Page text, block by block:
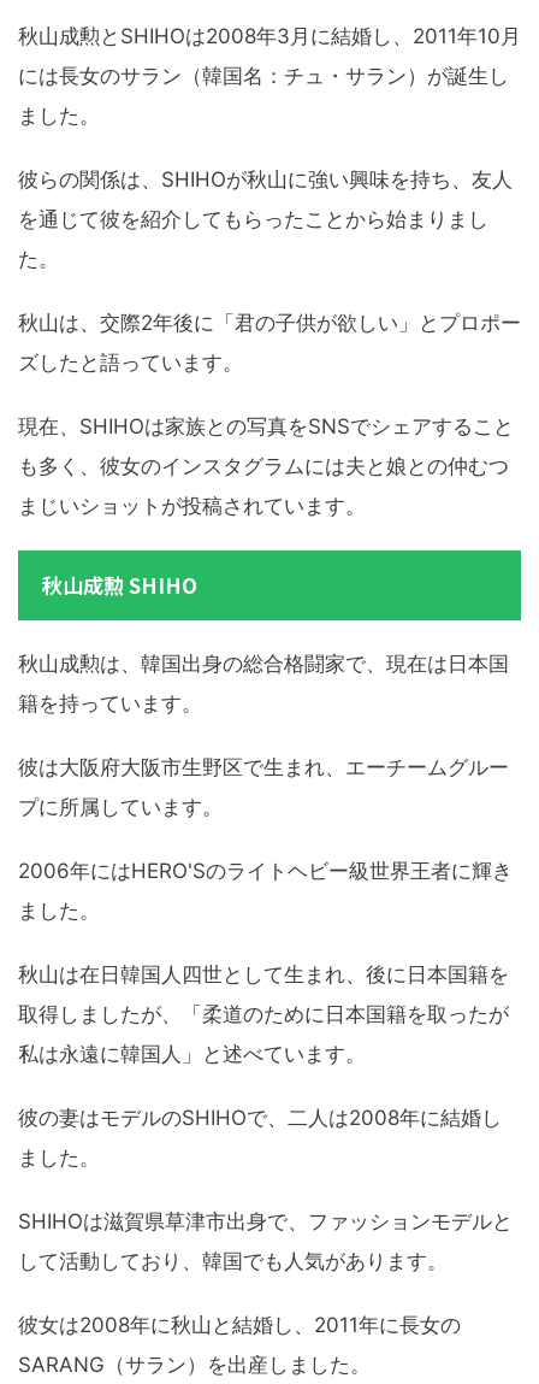
秋山成勲とSHIHOは2008年3月に結婚し、2011年10月
には長女のサラン（韓国名：チュ・サラン）が誕生し
ました。
彼らの関係は、SHIHOが秋山に強い興味を持ち、友人
を通じて彼を紹介してもらったことから始まりまし
た。
秋山は、交際2年後に「君の子供が欲しい」とプロポー
ズしたと語っています。
現在、SHIHOは家族との写真をSNSでシェアすること
も多く、彼女のインスタグラムには夫と娘との仲むつ
まじいショットが投稿されています。
秋山成勲 SHIHO
秋山成勲は、韓国出身の総合格闘家で、現在は日本国
籍を持っています。
彼は大阪府大阪市生野区で生まれ、エーチームグルー
プに所属しています。
2006年にはHERO'Sのライトヘビー級世界王者に輝き
ました。
秋山は在日韓国人四世として生まれ、後に日本国籍を
取得しましたが、「柔道のために日本国籍を取ったが
私は永遠に韓国人」と述べています。
彼の妻はモデルのSHIHOで、二人は2008年に結婚し
ました。
SHIHOは滋賀県草津市出身で、ファッションモデルと
して活動しており、韓国でも人気があります。
彼女は2008年に秋山と結婚し、2011年に長女の
SARANG（サラン）を出産しました。